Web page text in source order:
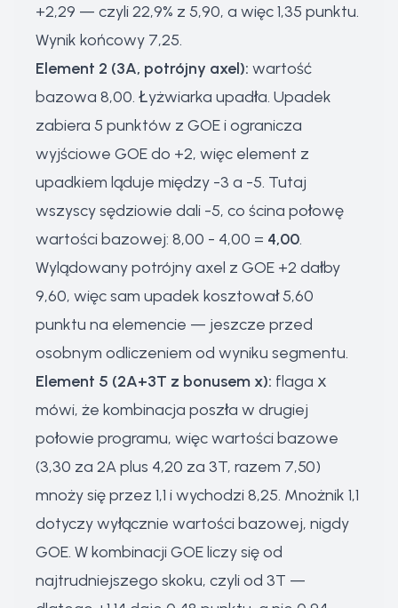
+2,29 — czyli 22,9% z 5,90, a więc 1,35 punktu.
Wynik końcowy 7,25.
Element 2 (3A, potrójny axel): wartość
bazowa 8,00. Łyżwiarka upadła. Upadek
zabiera 5 punktów z GOE i ogranicza
wyjściowe GOE do +2, więc element z
upadkiem ląduje między -3 a -5. Tutaj
wszyscy sędziowie dali -5, co ścina połowę
wartości bazowej: 8,00 - 4,00 = 4,00.
Wylądowany potrójny axel z GOE +2 dałby
9,60, więc sam upadek kosztował 5,60
punktu na elemencie — jeszcze przed
osobnym odliczeniem od wyniku segmentu.
Element 5 (2A+3T z bonusem x): flaga x
mówi, że kombinacja poszła w drugiej
połowie programu, więc wartości bazowe
(3,30 za 2A plus 4,20 za 3T, razem 7,50)
mnoży się przez 1,1 i wychodzi 8,25. Mnożnik 1,1
dotyczy wyłącznie wartości bazowej, nigdy
GOE. W kombinacji GOE liczy się od
najtrudniejszego skoku, czyli od 3T —